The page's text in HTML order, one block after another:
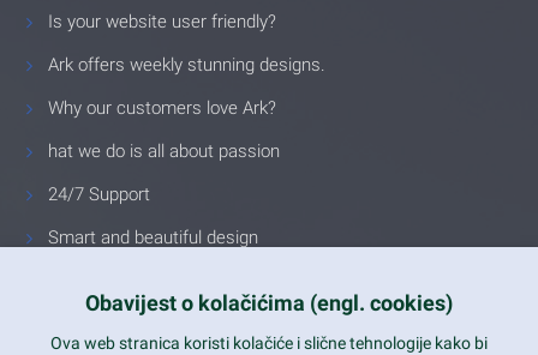
Is your website user friendly?
Ark offers weekly stunning designs.
Why our customers love Ark?
hat we do is all about passion
24/7 Support
Smart and beautiful design
Obavijest o kolačićima (engl. cookies)
Ova web stranica koristi kolačiće i slične tehnologije kako bi